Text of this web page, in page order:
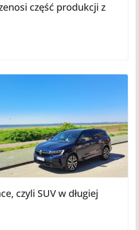
część produkcji z
czyli SUV w długiej